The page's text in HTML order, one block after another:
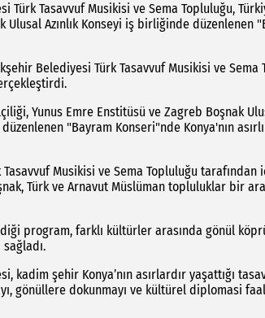
Türk Tasavvuf Musikisi ve Sema Topluluğu,
Ulusal Azınlık Konseyi iş birliğinde
Belediyesi Türk Tasavvuf Musikisi ve
Yunus Emre Enstitüsü ve Zagreb Boşnak
"Bayram Konseri"nde Konya'nın
Musikisi ve Sema Topluluğu
Türk ve Arnavut Müslüman topluluklar bir
program, farklı kültürler arasında gönül
sağladı.
kadim şehir Konya’nın asırlardır yaşattığı
gönüllere dokunmayı ve kültürel diplomasi